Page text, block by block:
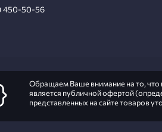
450-50-56
Обращаем Ваше внимание на то, что
является публичной офертой
представленных на сайте товаров